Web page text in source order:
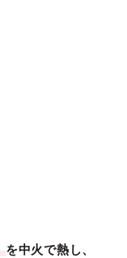
を中火で熱し、